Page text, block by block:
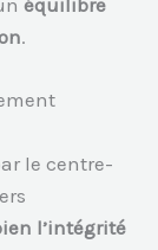
équilibre
.
le centre-
l’intégrité